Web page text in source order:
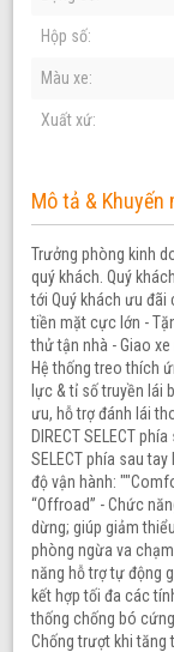
Hộp số:
Màu xe:
Xuất xứ:
Mô tả & Khuyến
Trưởng phòng kinh
quý khách. Quý
tới Quý khách ưu đãi
tiền mặt cực lớn -
thử tận nhà - Giao
Hệ thống treo thích
lực & tỉ số truyền lái
ưu, hỗ trợ đánh lái
DIRECT SELECT
SELECT phía sau tay
độ vận hành:
“Offroad” - Chức
dừng; giúp giảm
phòng ngừa va chạm
năng hỗ trợ tự động
kết hợp tối đa các
thống chống bó
Chống trượt khi tăng